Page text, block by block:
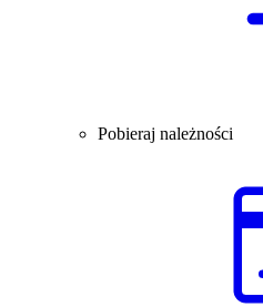
Pobieraj należności